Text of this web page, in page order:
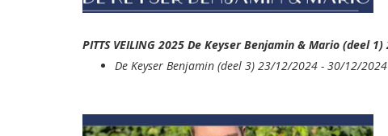
PITTS VEILING 2025 De Keyser Benjamin & Mario (deel
De Keyser Benjamin (deel 3) 23/12/2024 - 30/12/2024